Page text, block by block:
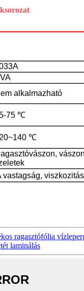
alkalmazható
75 ℃
℃
ragasztófólia
laminálás